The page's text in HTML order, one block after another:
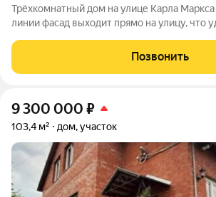
Трёхкомнатный дом на улице Карла Маркса
линии фасад выходит прямо на улицу, что удобно для подъезда
сайдингом, с центральным
отоплением и
Позвонить
9 300 000 ₽
103,4 м² дом, участок